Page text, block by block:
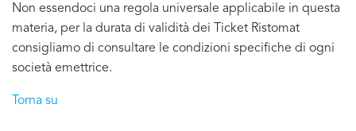
Non essendoci una regola universale applicabile in questa
materia, per la durata di validità dei Ticket Ristomat
consigliamo di consultare le condizioni specifiche di ogni
società emettrice.
Torna su